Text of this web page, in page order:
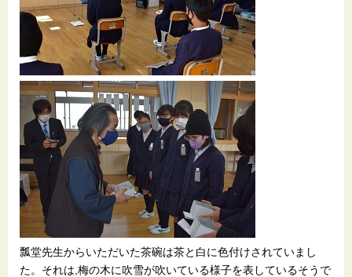
瓢堂先生からいただいた茶碗は茶と白に色付けされていまし
た。それは,梅の木に吹雪が吹いている様子を表しているそうで